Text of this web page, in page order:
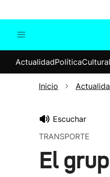
Internacional
ActualidadPolíticaCultura
Inicio
Escuchar
TRANSPORTE
El